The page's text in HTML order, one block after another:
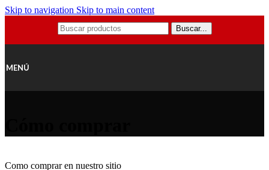
Skip to navigation Skip to main content
Buscar...
MENÚ
Como comprar en nuestro sitio